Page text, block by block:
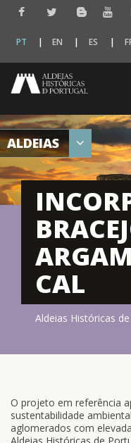
PT EN ES
ALDEIAS
CAL
Aldeias Históricas
O projeto em referência
sustentabilidade
aglomerados com